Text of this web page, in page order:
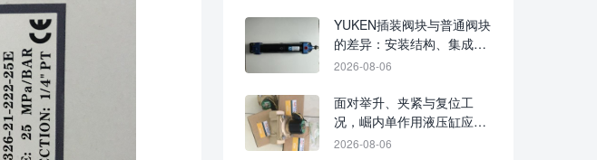
YUKEN插装阀块与普通阀块
的差异：安装结构、集成水
平及维护要点
2026-08-06
面对举升、夹紧与复位工
况，崛内单作用液压缸应分
别判断适配性
2026-08-06